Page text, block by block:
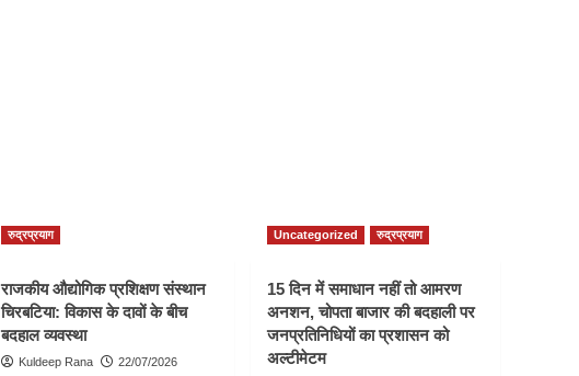
रुद्रप्रयाग
राजकीय औद्योगिक प्रशिक्षण संस्थान
चिरबटिया: विकास के दावों के बीच
बदहाल व्यवस्था
Kuldeep Rana 22/07/2026
Uncategorized रुद्रप्रयाग
15 दिन में समाधान नहीं तो आमरण
अनशन, चोपता बाजार की बदहाली पर
जनप्रतिनिधियों का प्रशासन को
अल्टीमेटम